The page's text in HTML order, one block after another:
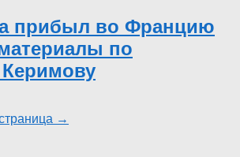
прибыл во Францию
по
→